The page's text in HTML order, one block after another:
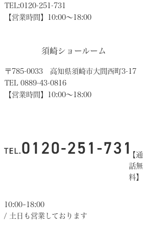
TEL:0120-251-731
【営業時間】10:00〜18:00
須崎ショールーム
〒785-0033 高知県須崎市大間西町3-17
TEL 0889-43-0816
【営業時間】10:00〜18:00
【通
話無
料】
10:00~18:00
/ 土日も営業しております